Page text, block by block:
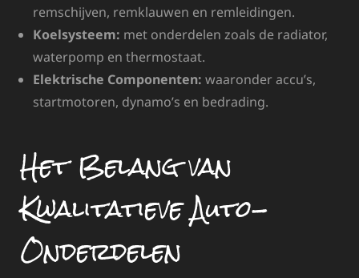
remschijven, remklauwen en remleidingen.
Koelsysteem: met onderdelen zoals de radiator,
waterpomp en thermostaat.
Elektrische Componenten: waaronder accu’s,
startmotoren, dynamo’s en bedrading.
Het Belang van
Kwalitatieve Auto-
Onderdelen